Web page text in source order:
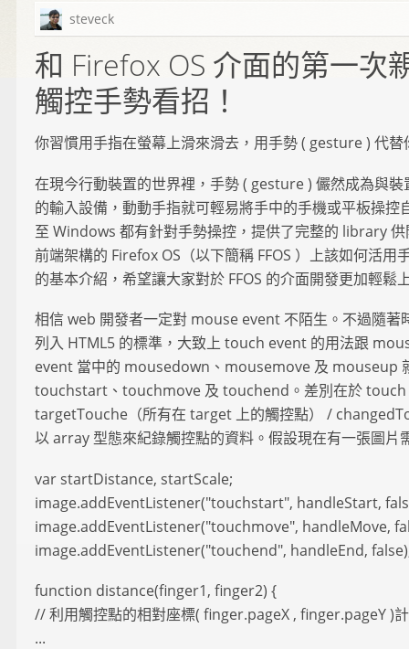
steveck
和 Firefox OS 介面的第一次
觸控手勢看招！
你習慣用手指在螢幕上滑來滑去，用手勢 ( gesture ) 代
在現今行動裝置的世界裡，手勢 ( gesture ) 儼然成為與
的輸入設備，動動手指就可輕易將手中的手機或平板操
至 Windows 都有針對手勢操控，提供了完整的 library
前端架構的 Firefox OS（以下簡稱 FFOS ）上該如何活用
的基本介紹，希望讓大家對於 FFOS 的介面開發更加輕鬆
相信 web 開發者一定對 mouse event 不陌生。不過隨
列入 HTML5 的標準，大致上 touch event 的用法跟
event 當中的 mousedown、mousemove 及 mouseup
touchstart、touchmove 及 touchend。差別在於 touch
targetTouche（所有在 target 上的觸控點） /
以 array 型態來紀錄觸控點的資料。假設現在有一張圖片
var startDistance, startScale;
image.addEventListener("touchstart", handleStart,
image.addEventListener("touchmove", handleMove,
image.addEventListener("touchend", handleEnd,
function distance(finger1, finger2) {
// 利用觸控點的相對座標( finger.pageX , finger.pageY )
...